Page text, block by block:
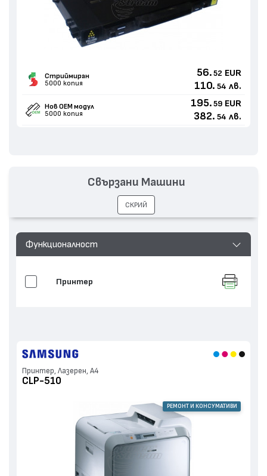
Стриймиран
5000 копия
56. 52 EUR
110. 54 лв.
Нов ОЕМ модул
5000 копия
195. 59 EUR
382. 54 лв.
Функционалност
Принтер
Принтер, Лазерен, А4
CLP-510
РЕМОНТ И КОНСУМАТИВИ
Свързани Машини
СКРИЙ